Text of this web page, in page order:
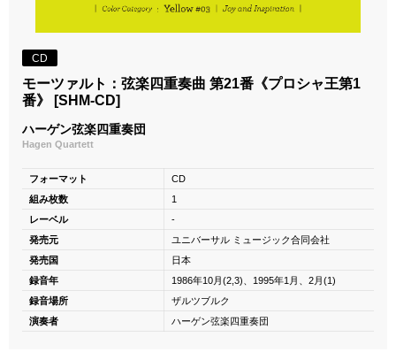
CD
モーツァルト：弦楽四重奏曲 第21番《プロシャ王第1
番》 [SHM-CD]
ハーゲン弦楽四重奏団
Hagen Quartett
フォーマット
CD
組み枚数
1
レーベル
-
発売元
ユニバーサル ミュージック合同会社
発売国
日本
録音年
1986年10月(2,3)、1995年1月、2月(1)
録音場所
ザルツブルク
演奏者
ハーゲン弦楽四重奏団